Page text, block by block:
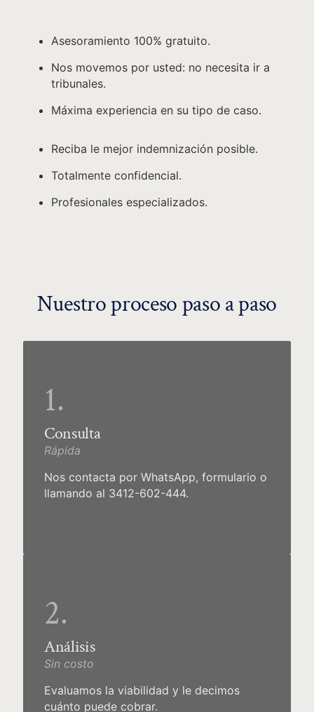
Asesoramiento 100% gratuito.
Nos movemos por usted: no necesita ir a
tribunales.
Máxima experiencia en su tipo de caso.
Reciba le mejor indemnización posible.
Totalmente confidencial.
Profesionales especializados.
Nuestro proceso paso a paso
1.
Consulta
Rápida
Nos contacta por WhatsApp, formulario o
llamando al 3412-602-444.
2.
Análisis
Sin costo
Evaluamos la viabilidad y le decimos
cuánto puede cobrar.